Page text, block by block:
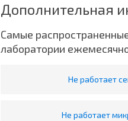
Дополнительная
Самые
лаборатории
Не работает
Не работает